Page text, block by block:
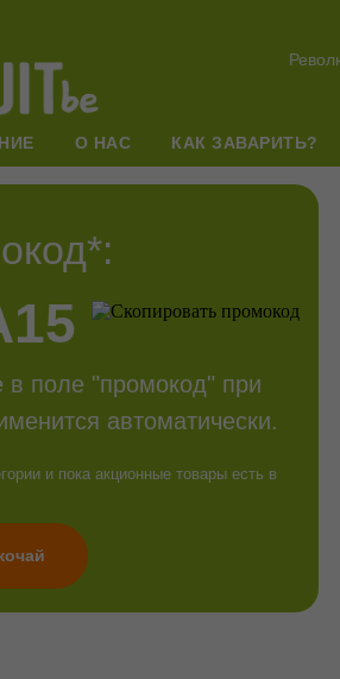
О НАС КАК ЗАВАРИТЬ?
в поле "промокод" при
автоматически.
и пока акционные товары есть в